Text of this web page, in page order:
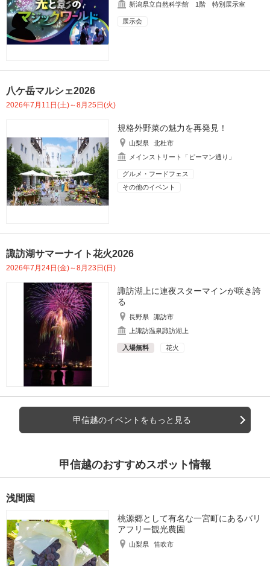
新潟県立自然科学館 1階 特別展示室
展示会
八ケ岳マルシェ2026
2026年7月11日(土)～8月25日(火)
規格外野菜の魅力を再発見！
山梨県
北杜市
メインストリート「ピーマン通り」
グルメ・フードフェス
その他のイベント
諏訪湖サマーナイト花火2026
2026年7月24日(金)～8月23日(日)
諏訪湖上に連夜スターマインが咲き誇
る
長野県
諏訪市
上諏訪温泉諏訪湖上
入場無料 花火
甲信越のイベントをもっと見る
甲信越のおすすめスポット情報
浅間園
桃源郷として有名な一宮町にあるバリ
アフリー観光農園
山梨県 笛吹市